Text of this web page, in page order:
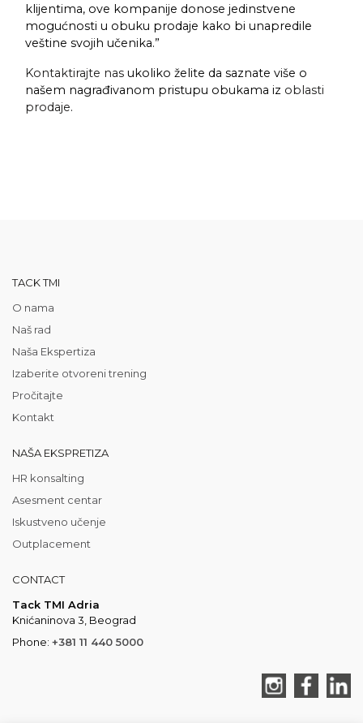
klijentima, ove kompanije donose jedinstvene
mogućnosti u obuku prodaje kako bi unapredile
veštine svojih učenika.”
Kontaktirajte nas ukoliko želite da saznate više o
našem nagrađivanom pristupu obukama iz oblasti
prodaje.
TACK TMI
O nama
Naš rad
Naša Ekspertiza
Izaberite otvoreni trening
Pročitajte
Kontakt
NAŠA EKSPRETIZA
HR konsalting
Asesment centar
Iskustveno učenje
Outplacement
CONTACT
Tack TMI Adria
Knićaninova 3, Beograd
Phone: +381 11 440 5000